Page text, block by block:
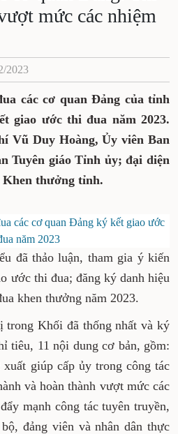
mức các nhiệm
2023
các cơ quan Đảng của tỉnh
giao ước thi đua năm 2023.
Vũ Duy Hoàng, Ủy viên Ban
Tuyên giáo Tỉnh ủy; đại diện
thưởng tỉnh.
các cơ quan Đảng ký kết giao ước
năm 2023
đã thảo luận, tham gia ý kiến
ước thi đua; đăng ký danh hiệu
khen thưởng năm 2023.
trong Khối đã thống nhất và ký
tiêu, 11 nội dung cơ bản, gồm:
giúp cấp ủy trong công tác
và hoàn thành vượt mức các
mạnh công tác tuyên truyền,
đảng viên và nhân dân thực